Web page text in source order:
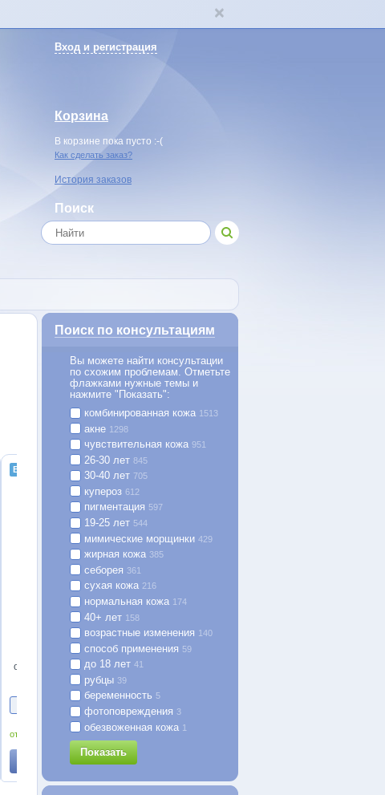
Вход и регистрация
Корзина
В корзине пока пусто :-(
Как сделать заказ?
История заказов
Поиск
Super Lotion
Бесспиртовой лосьон для
размягчения и растворения
открытых и закрытых комедонов
−5% на первый заказ
2380 руб.
КУПИТЬ
Дневной защитный крем для всех
3330 руб.
Поиск по консультациям
Вы можете найти консультации
по схожим проблемам. Отметьте
флажками нужные темы и
нажмите "Показать":
комбинированная кожа 1513
акне 1298
чувствительная кожа 951
26-30 лет 845
30-40 лет 705
купероз 612
пигментация 597
19-25 лет 544
мимические морщинки 429
жирная кожа 385
себорея 361
сухая кожа 216
нормальная кожа 174
40+ лет 158
возрастные изменения 140
способ применения 59
до 18 лет 41
рубцы 39
беременность 5
фотоповреждения 3
обезвоженная кожа 1
Показать